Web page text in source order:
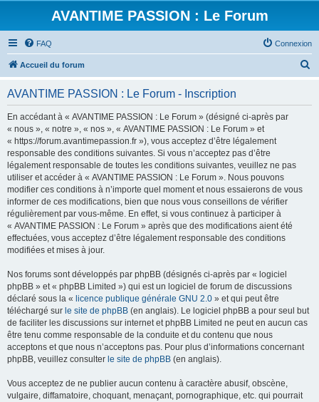
AVANTIME PASSION : Le Forum
FAQ Connexion
Accueil du forum
AVANTIME PASSION : Le Forum - Inscription
En accédant à « AVANTIME PASSION : Le Forum » (désigné ci-après par
« nous », « notre », « nos », « AVANTIME PASSION : Le Forum » et
« https://forum.avantimepassion.fr »), vous acceptez d’être légalement
responsable des conditions suivantes. Si vous n’acceptez pas d’être
légalement responsable de toutes les conditions suivantes, veuillez ne pas
utiliser et accéder à « AVANTIME PASSION : Le Forum ». Nous pouvons
modifier ces conditions à n’importe quel moment et nous essaierons de vous
informer de ces modifications, bien que nous vous conseillons de vérifier
régulièrement par vous-même. En effet, si vous continuez à participer à
« AVANTIME PASSION : Le Forum » après que des modifications aient été
effectuées, vous acceptez d’être légalement responsable des conditions
modifiées et mises à jour.
Nos forums sont développés par phpBB (désignés ci-après par « logiciel
phpBB » et « phpBB Limited ») qui est un logiciel de forum de discussions
déclaré sous la « licence publique générale GNU 2.0 » et qui peut être
téléchargé sur le site de phpBB (en anglais). Le logiciel phpBB a pour seul but
de faciliter les discussions sur internet et phpBB Limited ne peut en aucun cas
être tenu comme responsable de la conduite et du contenu que nous
acceptons et que nous n’acceptons pas. Pour plus d’informations concernant
phpBB, veuillez consulter le site de phpBB (en anglais).
Vous acceptez de ne publier aucun contenu à caractère abusif, obscène,
vulgaire, diffamatoire, choquant, menaçant, pornographique, etc. qui pourrait